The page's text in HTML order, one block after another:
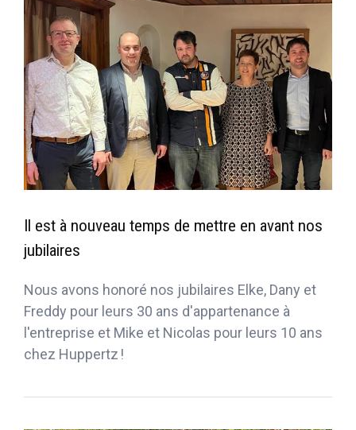
Il est à nouveau temps de mettre en avant nos
jubilaires
Nous avons honoré nos jubilaires Elke, Dany et
Freddy pour leurs 30 ans d'appartenance à
l'entreprise et Mike et Nicolas pour leurs 10 ans
chez Huppertz !